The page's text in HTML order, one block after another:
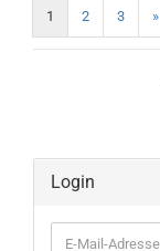
1 2 3 »
Login
E-